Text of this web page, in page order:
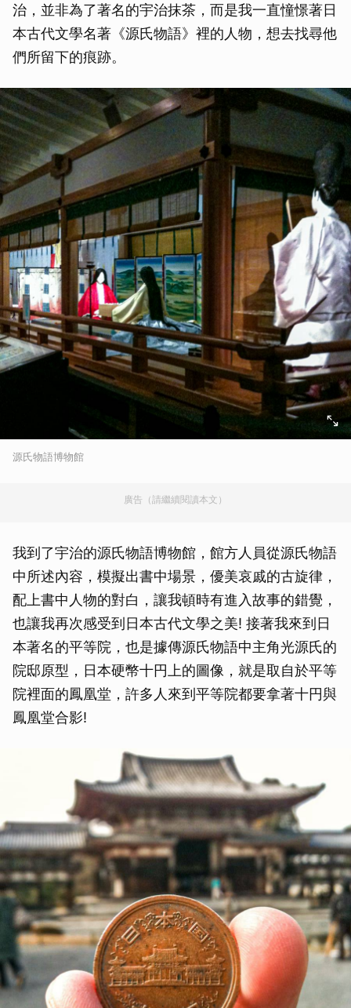
治，並非為了著名的宇治抹茶，而是我一直憧憬著日
本古代文學名著《源氏物語》裡的人物，想去找尋他
們所留下的痕跡。
源氏物語博物館
廣告（請繼續閱讀本文）
我到了宇治的源氏物語博物館，館方人員從源氏物語
中所述內容，模擬出書中場景，優美哀戚的古旋律，
配上書中人物的對白，讓我頓時有進入故事的錯覺，
也讓我再次感受到日本古代文學之美! 接著我來到日
本著名的平等院，也是據傳源氏物語中主角光源氏的
院邸原型，日本硬幣十円上的圖像，就是取自於平等
院裡面的鳳凰堂，許多人來到平等院都要拿著十円與
鳳凰堂合影!